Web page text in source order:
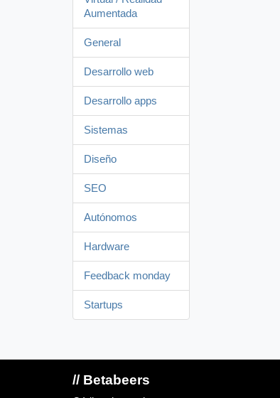
Aumentada
General
Desarrollo web
Desarrollo apps
Sistemas
Diseño
SEO
Autónomos
Hardware
Feedback monday
Startups
// Betabeers